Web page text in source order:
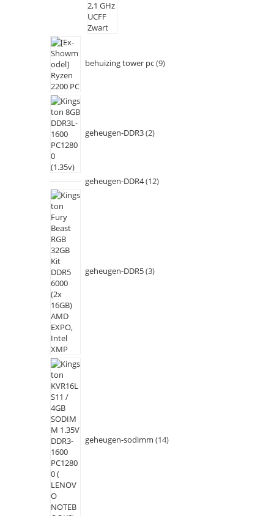
behuizing tower pc 9
geheugen-DDR3 2
geheugen-DDR4 12
geheugen-DDR5 3
geheugen-sodimm 14